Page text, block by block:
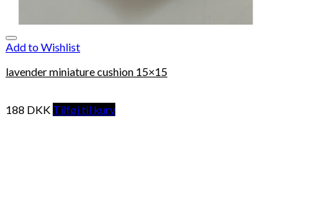
Add to Wishlist
lavender miniature cushion 15×15
188 DKK Tilføj til kurv